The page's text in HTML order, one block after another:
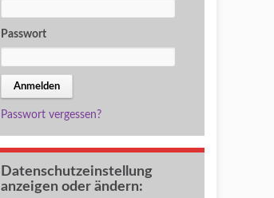
Passwort
Passwort vergessen?
Datenschutzeinstellung
anzeigen oder ändern: